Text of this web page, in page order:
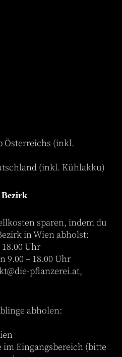
Österreichs (inkl.
(inkl. Kühlakku)
sparen, indem du
in Wien abholst:
Uhr
9.00 – 18.00 Uhr
pflanzerei.at,
abholen:
Eingangsbereich (bitte